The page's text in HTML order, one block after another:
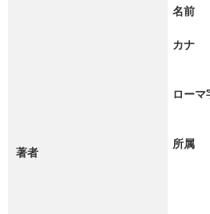
著者
名前
カナ
ローマ
所属